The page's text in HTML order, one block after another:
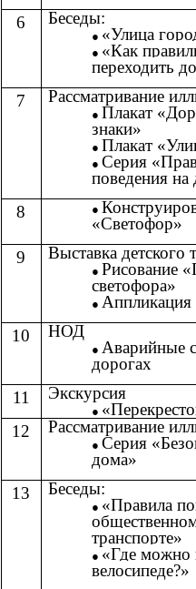
6
Беседы:
«Улица
«Как
переходить
7
Рассматривание
Плакат
знаки»
Плакат
Серия
поведения на
8
«Светофор»
9
Выставка детского
Рисование «
светофора»
10
НОД
Аварийные
дорогах
11
Экскурсия
12
Рассматривание
Серия
дома»
13
Беседы:
«Правила
транспорте»
«Где можно
велосипеде?»